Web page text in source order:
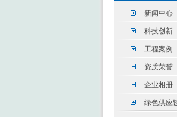
新闻中心
科技创新
工程案例
资质荣誉
企业相册
绿色供应